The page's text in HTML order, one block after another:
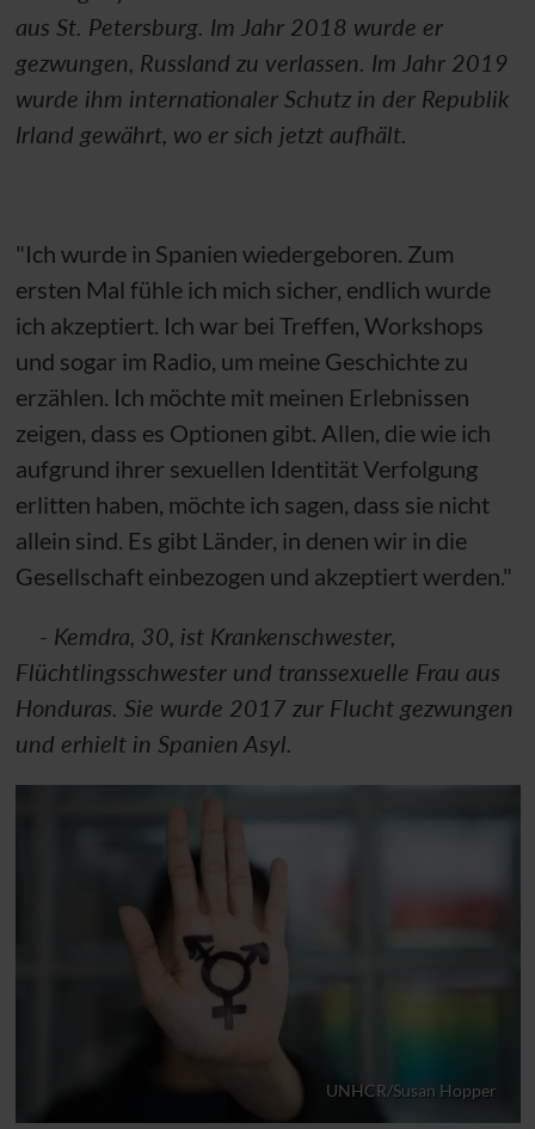
aus St. Petersburg. Im Jahr 2018 wurde er
gezwungen, Russland zu verlassen. Im Jahr 2019
wurde ihm internationaler Schutz in der Republik
Irland gewährt, wo er sich jetzt aufhält.
"Ich wurde in Spanien wiedergeboren. Zum
ersten Mal fühle ich mich sicher, endlich wurde
ich akzeptiert. Ich war bei Treffen, Workshops
und sogar im Radio, um meine Geschichte zu
erzählen. Ich möchte mit meinen Erlebnissen
zeigen, dass es Optionen gibt. Allen, die wie ich
aufgrund ihrer sexuellen Identität Verfolgung
erlitten haben, möchte ich sagen, dass sie nicht
allein sind. Es gibt Länder, in denen wir in die
Gesellschaft einbezogen und akzeptiert werden."
- Kemdra, 30, ist Krankenschwester,
Flüchtlingsschwester und transsexuelle Frau aus
Honduras. Sie wurde 2017 zur Flucht gezwungen
und erhielt in Spanien Asyl.
UNHCR/Susan Hopper